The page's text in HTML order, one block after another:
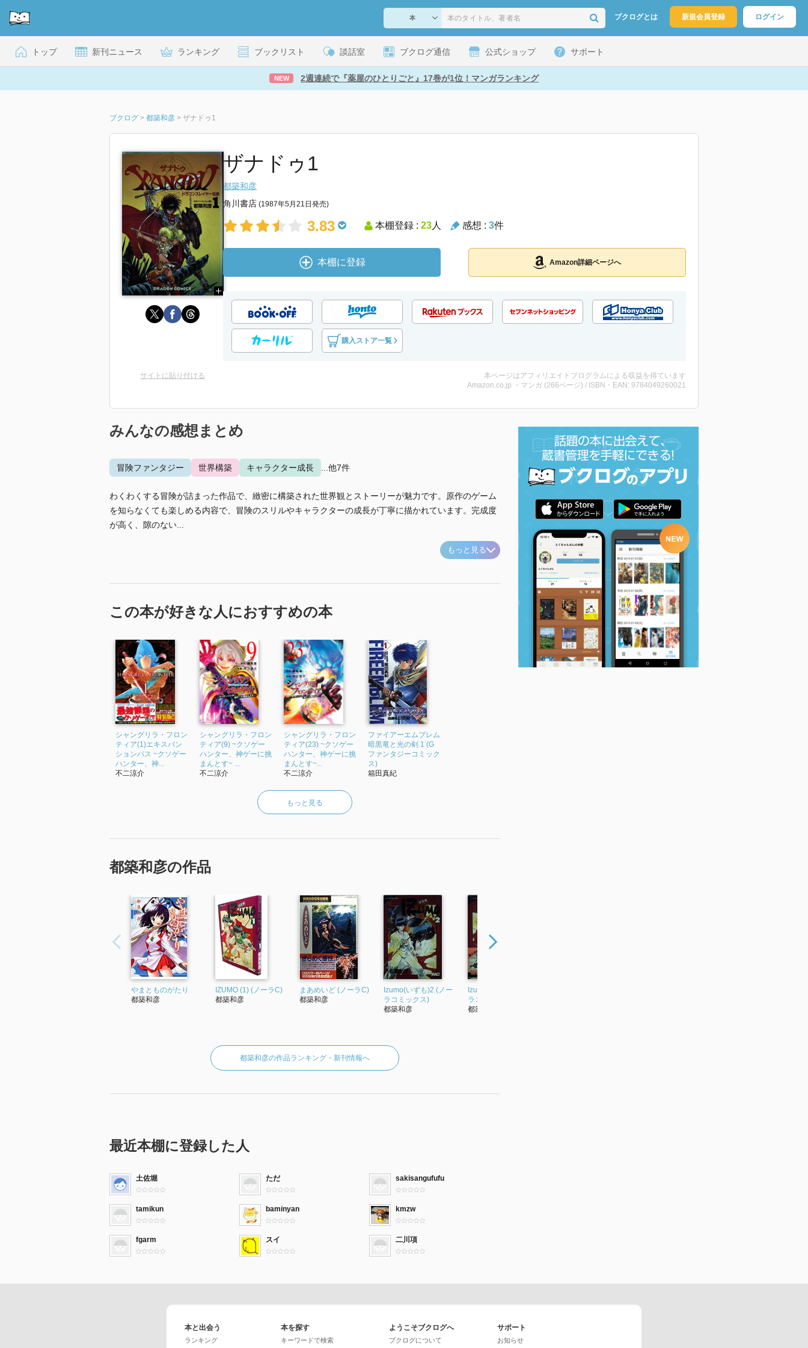
ブクログとは 新規会員登録 ログイン
トップ 新刊ニュース ランキング ブックリスト 談話室 ブクログ通信 公式ショップ サポート
NEW 2週連続で『薬屋のひとりごと』17巻が1位！マンガランキング
ブクログ > 都築和彦 > ザナドゥ1
ザナドゥ1
都築和彦
角川書店 (1987年5月21日発売)
3.83 本棚登録 : 23人 感想 : 3件
本棚に登録 Amazon詳細ページへ
購入ストア一覧
サイトに貼り付ける
本ページはアフィリエイトプログラムによる収益を得ています
Amazon.co.jp ・マンガ (266ページ) / ISBN・EAN: 9784049260021
みんなの感想まとめ
冒険ファンタジー 世界構築 キャラクター成長 ...他7件
わくわくする冒険が詰まった作品で、緻密に構築された世界観とストーリーが魅力です。原作のゲーム
を知らなくても楽しめる内容で、冒険のスリルやキャラクターの成長が丁寧に描かれています。完成度
が高く、隙のない...
もっと見る
この本が好きな人におすすめの本
シャングリラ・フロン
ティア(1)エキスパン
ションパス ~クソゲー
ハンター、神...
不二涼介
シャングリラ・フロン
ティア(9) ~クソゲー
ハンター、神ゲーに挑
まんとす~ ...
不二涼介
シャングリラ・フロン
ティア(23) ~クソゲー
ハンター、神ゲーに挑
まんとす~...
不二涼介
ファイアーエムブレム
暗黒竜と光の剣 1 (G
ファンタジーコミック
ス)
箱田真紀
もっと見る
都築和彦の作品
やまとものがたり
都築和彦
IZUMO (1) (ノーラC)
都築和彦
まあめいど (ノーラC)
都築和彦
Izumo(いずも)2 (ノー
ラコミックス)
都築和彦
Izumo(いずも)4 (ノー
ラコミックス)
都築和彦
都築和彦の作品ランキング・新刊情報へ
最近本棚に登録した人
土佐堀 ただ sakisangufufu
tamikun baminyan kmzw
fgarm スイ 二川項
本と出会う
ランキング
本を探す
キーワードで検索
ようこそブクログへ
ブクログについて
サポート
お知らせ